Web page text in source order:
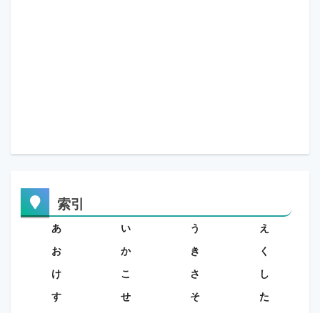
索引
あ い う
え
お
か き
く
け
こ さ
し
す
せ そ
た